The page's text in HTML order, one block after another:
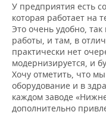
У предприятия есть
которая работает
Это очень удобно,
работы, и там, в
практически нет
модернизируется, и
Хочу отметить, что
оборудование и в
каждом заводе
дополнительно